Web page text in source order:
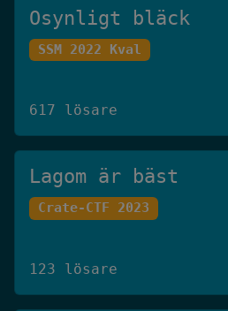
Osynligt bläck
SSM 2022 Kval
617 lösare
Lagom är bäst
Crate-CTF 2023
123 lösare